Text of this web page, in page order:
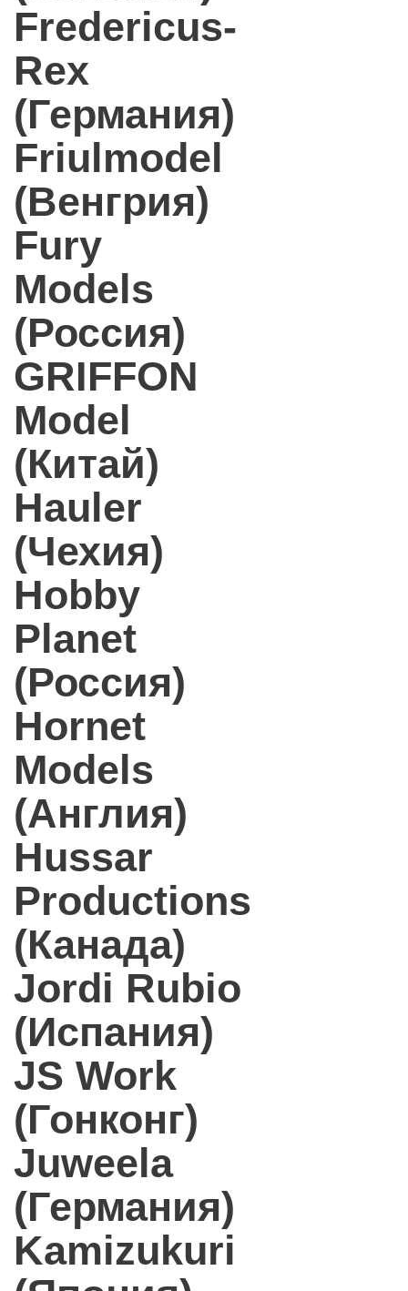
Fredericus-
Rex
(Германия)
Friulmodel
(Венгрия)
Fury
Models
(Россия)
GRIFFON
Model
(Китай)
Hauler
(Чехия)
Hobby
Planet
(Россия)
Hornet
Models
(Англия)
Hussar
Productions
(Канада)
Jordi Rubio
(Испания)
JS Work
(Гонконг)
Juweela
(Германия)
Kamizukuri